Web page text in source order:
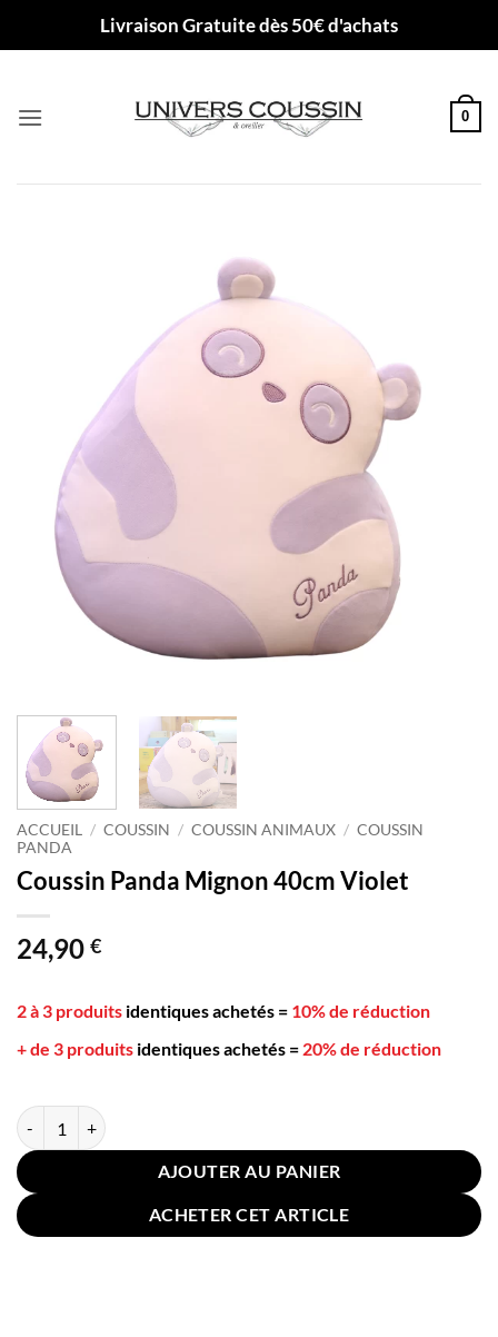
Livraison Gratuite dès 50€ d'achats
0
ACCUEIL / COUSSIN / COUSSIN ANIMAUX / COUSSIN
PANDA
Coussin Panda Mignon 40cm Violet
24,90 €
2 à 3 produits identiques achetés = 10% de réduction
+ de 3 produits identiques achetés = 20% de réduction
quantité de Coussin Panda Mignon 40cm Violet
AJOUTER AU PANIER
ACHETER CET ARTICLE